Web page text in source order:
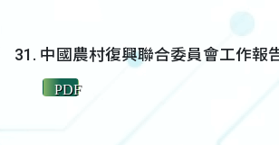
中國農村復興聯合委員會工作報
PDF